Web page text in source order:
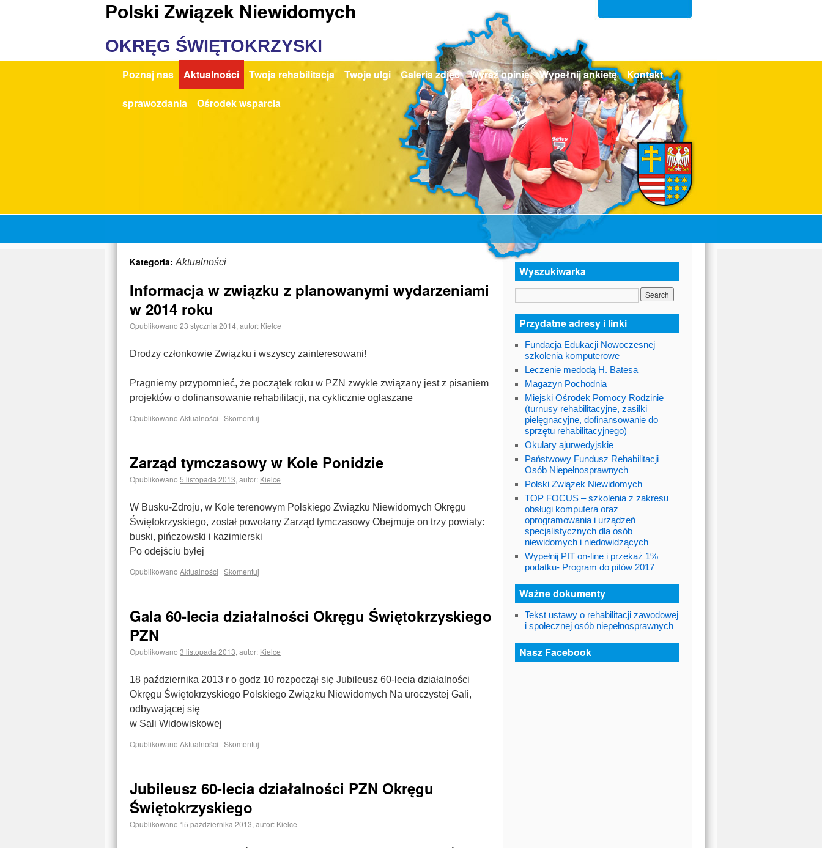
Polski Związek Niewidomych
OKRĘG ŚWIĘTOKRZYSKI
Poznaj nas Aktualności Twoja rehabilitacja Twoje ulgi Galeria zdjęć Wyraź opinię Wypełnij ankietę Kontakt
sprawozdania Ośrodek wsparcia
Kategoria:Aktualności
Informacja w związku z planowanymi wydarzeniami
w 2014 roku
Opublikowano 23 stycznia 2014, autor: Kielce
Drodzy członkowie Związku i wszyscy zainteresowani!
Pragniemy przypomnieć, że początek roku w PZN zwykle związany jest z pisaniem
projektów o dofinansowanie rehabilitacji, na cyklicznie ogłaszane
Opublikowano Aktualności | Skomentuj
Zarząd tymczasowy w Kole Ponidzie
Opublikowano 5 listopada 2013, autor: Kielce
W Busku-Zdroju, w Kole terenowym Polskiego Związku Niewidomych Okręgu
Świętokrzyskiego, został powołany Zarząd tymczasowy Obejmuje on trzy powiaty:
buski, pińczowski i kazimierski
Po odejściu byłej
Opublikowano Aktualności | Skomentuj
Gala 60-lecia działalności Okręgu Świętokrzyskiego
PZN
Opublikowano 3 listopada 2013, autor: Kielce
18 października 2013 r o godz 10 rozpoczął się Jubileusz 60-lecia działalności
Okręgu Świętokrzyskiego Polskiego Związku Niewidomych Na uroczystej Gali,
odbywającej się
w Sali Widowiskowej
Opublikowano Aktualności | Skomentuj
Jubileusz 60-lecia działalności PZN Okręgu
Świętokrzyskiego
Opublikowano 15 października 2013, autor: Kielce
Wyszukiwarka
Przydatne adresy i linki
Fundacja Edukacji Nowoczesnej –
szkolenia komputerowe
Leczenie medodą H. Batesa
Magazyn Pochodnia
Miejski Ośrodek Pomocy Rodzinie
(turnusy rehabilitacyjne, zasiłki
pielęgnacyjne, dofinansowanie do
sprzętu rehabilitacyjnego)
Okulary ajurwedyjskie
Państwowy Fundusz Rehabilitacji
Osób Niepełnosprawnych
Polski Związek Niewidomych
TOP FOCUS – szkolenia z zakresu
obsługi komputera oraz
oprogramowania i urządzeń
specjalistycznych dla osób
niewidomych i niedowidzących
Wypełnij PIT on-line i przekaż 1%
podatku- Program do pitów 2017
Ważne dokumenty
Tekst ustawy o rehabilitacji zawodowej
i społecznej osób niepełnosprawnych
Nasz Facebook